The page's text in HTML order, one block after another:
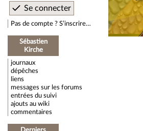
Pas de compte ? S’inscrire…
Sébastien
Kirche
journaux
dépêches
liens
messages sur les forums
entrées du suivi
ajouts au wiki
commentaires